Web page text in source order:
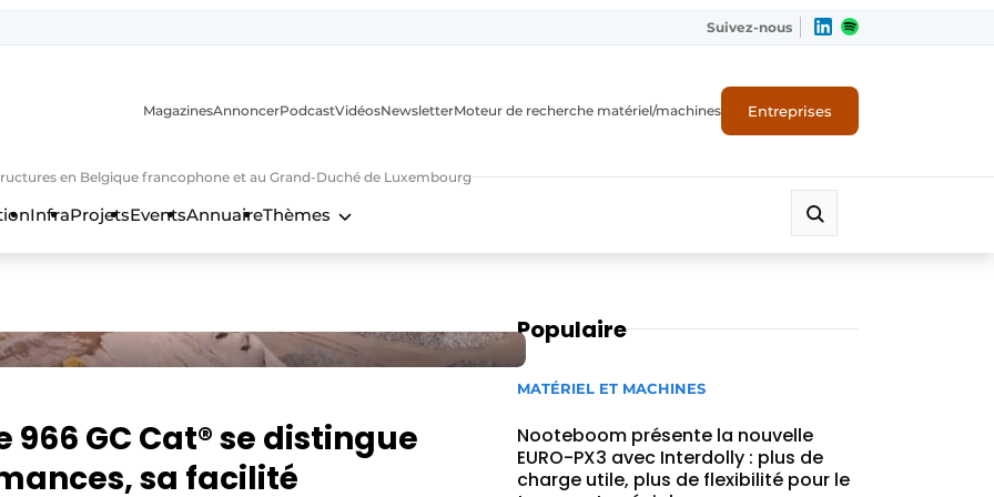
Suivez-nous
en Belgique francophone et au Grand-Duché de Luxembourg
MagazinesAnnoncerPodcastVidéosNewsletterMoteur de recherche matériel/machines Entreprises
InfraProjetsEventsAnnuaireThèmes
GC Cat® se distingue
sa facilité
Populaire
MATÉRIEL ET MACHINES
Nooteboom présente la nouvelle
EURO-PX3 avec Interdolly : plus de
charge utile, plus de flexibilité pour le